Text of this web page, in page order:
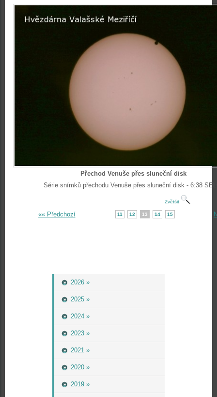
2026 »
2025 »
2024 »
2023 »
2021 »
2020 »
2019 »
Přechod Venuše přes sluneční disk
Série snímků přechodu Venuše přes sluneční disk - 6:38
Zvětšit
«« Předchozí 11 12 13 14 15